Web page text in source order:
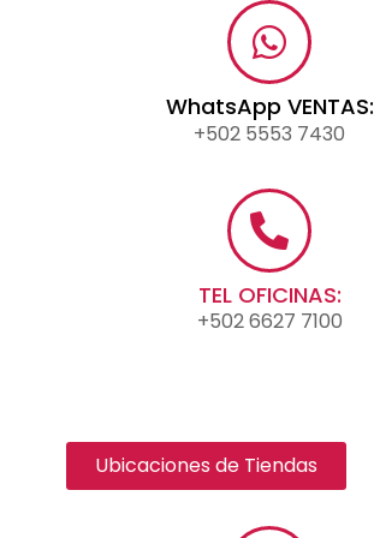
WhatsApp VENTAS:
+502 5553 7430
TEL OFICINAS:
+502 6627 7100
Ubicaciones de Tiendas